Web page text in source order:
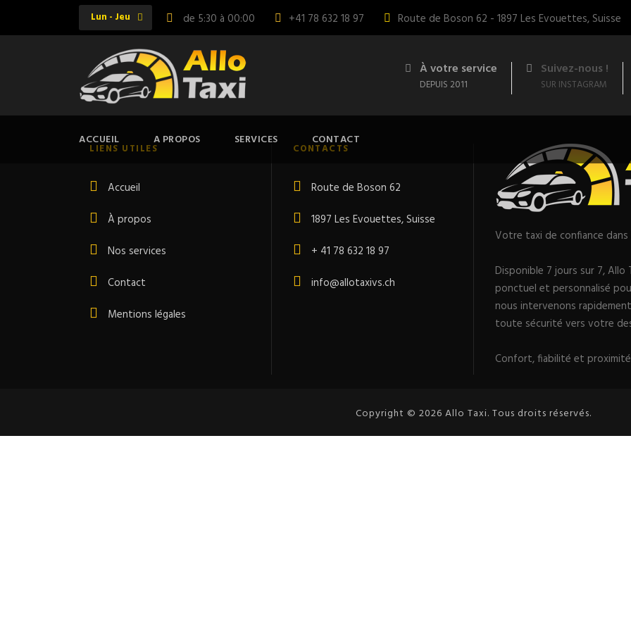
Lun - Jeu de 5:30 à 00:00 +41 78 632 18 97 Route de Boson 62 - 1897 Les Evouettes, Suisse
À votre service
DEPUIS 2011
Suivez-nous !
SUR INSTAGRAM
ACCUEIL A PROPOS SERVICES CONTACT
LIENS UTILES
Accueil
À propos
Nos services
Contact
Mentions légales
CONTACTS
Route de Boson 62
1897 Les Evouettes, Suisse
+ 41 78 632 18 97
info@allotaxivs.ch
Votre taxi de confiance dans
Disponible 7 jours sur 7,
ponctuel et personnalisé
nous intervenons
toute sécurité vers votre
Confort, fiabilité et
Copyright © 2026 Allo Taxi. Tous droits réservés.